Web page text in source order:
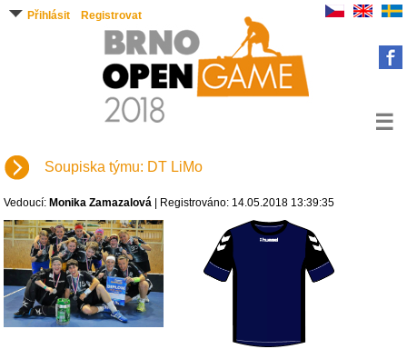
Přihlásit Registrovat
☰
Soupiska týmu: DT LiMo
Vedoucí: Monika Zamazalová | Registrováno: 14.05.2018 13:39:35